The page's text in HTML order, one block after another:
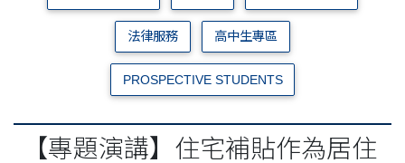
法律服務 高中生專區
PROSPECTIVE STUDENTS
【專題演講】住宅補貼作為居住